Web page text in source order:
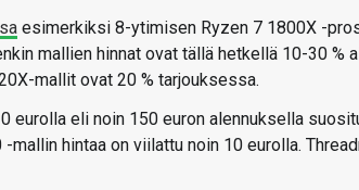
esimerkiksi 8-ytimisen Ryzen 7 1800X -
mallien hinnat ovat tällä hetkellä 10-30 %
mallit ovat 20 % tarjouksessa.
eurolla eli noin 150 euron alennuksella
hintaa on viilattu noin 10 eurolla.